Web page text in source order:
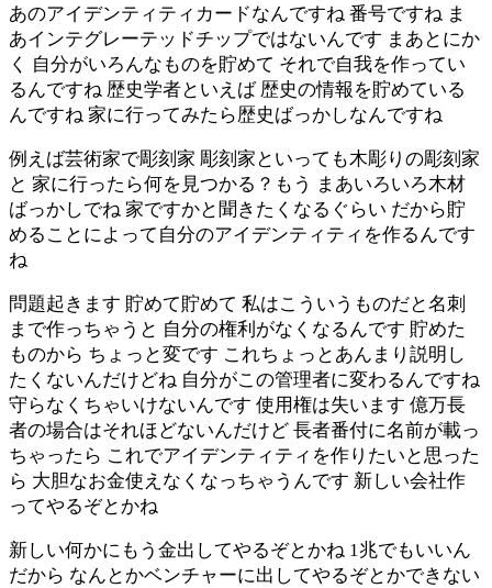
あのアイデンティティカードなんですね 番号ですね ま
あインテグレーテッドチップではないんです まあとにか
く 自分がいろんなものを貯めて それで自我を作ってい
るんですね 歴史学者といえば 歴史の情報を貯めている
んですね 家に行ってみたら歴史ばっかしなんですね
例えば芸術家で彫刻家 彫刻家といっても木彫りの彫刻家
と 家に行ったら何を見つかる？もう まあいろいろ木材
ばっかしでね 家ですかと聞きたくなるぐらい だから貯
めることによって自分のアイデンティティを作るんです
ね
問題起きます 貯めて貯めて 私はこういうものだと名刺
まで作っちゃうと 自分の権利がなくなるんです 貯めた
ものから ちょっと変です これちょっとあんまり説明し
たくないんだけどね 自分がこの管理者に変わるんですね
守らなくちゃいけないんです 使用権は失います 億万長
者の場合はそれほどないんだけど 長者番付に名前が載っ
ちゃったら これでアイデンティティを作りたいと思った
ら 大胆なお金使えなくなっちゃうんです 新しい会社作
ってやるぞとかね
新しい何かにもう金出してやるぞとかね 1兆でもいいん
だから なんとかベンチャーに出してやるぞとかできない